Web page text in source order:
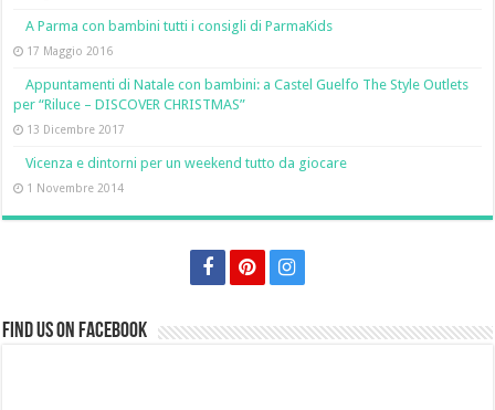
A Parma con bambini tutti i consigli di ParmaKids
17 Maggio 2016
Appuntamenti di Natale con bambini: a Castel Guelfo The Style Outlets
per “Riluce – DISCOVER CHRISTMAS”
13 Dicembre 2017
Vicenza e dintorni per un weekend tutto da giocare
1 Novembre 2014
Find us on Facebook